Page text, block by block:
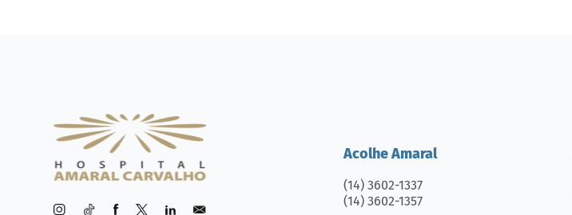
Acolhe Amaral
(14) 3602-1337
(14) 3602-1357